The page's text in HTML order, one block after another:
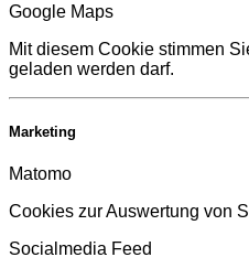
Google Maps
Mit diesem Cookie stimmen
geladen werden darf.
Marketing
Matomo
Cookies zur Auswertung von
Socialmedia Feed